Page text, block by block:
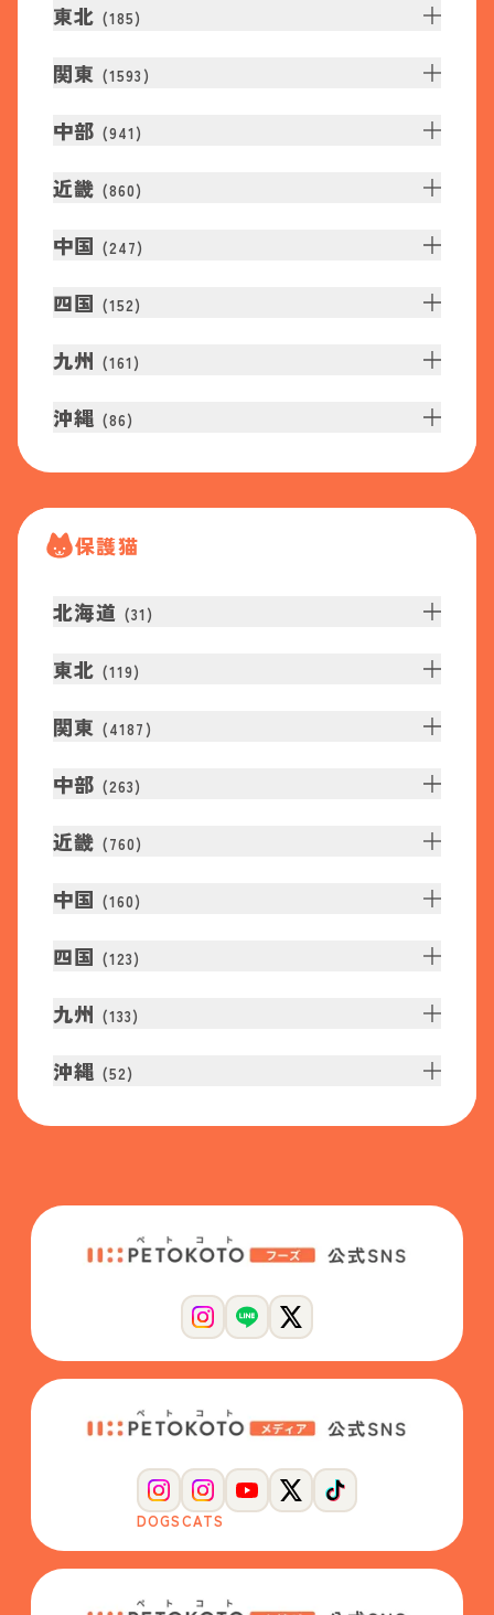
東北 (185)
関東 (1593 )
中部 (941 )
近畿 (860)
中国 (247)
四国 (152)
九州 (161 )
沖縄 (86)
保護猫
北海道 (31 )
東北 (119)
関東 (4187 )
中部 (263)
近畿 (760)
中国 (160)
四国 (123)
九州 (133)
沖縄 (52)
DOGSCATS